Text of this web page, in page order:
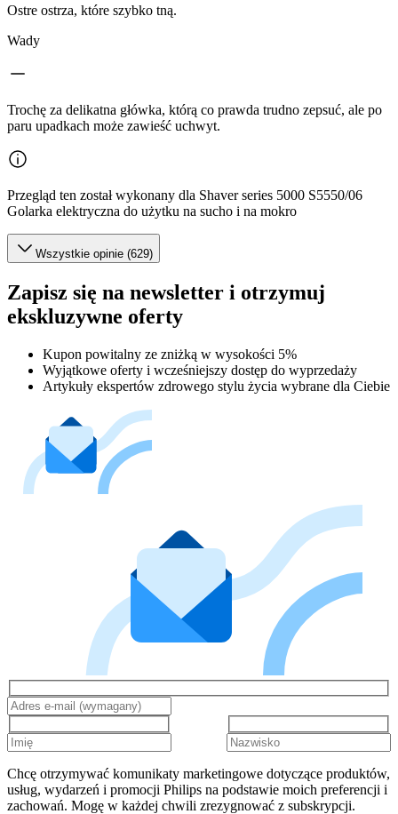
Ostre ostrza, które szybko tną.
Wady
Trochę za delikatna główka, którą co prawda trudno zepsuć, ale po
paru upadkach może zawieść uchwyt.
Przegląd ten został wykonany dla Shaver series 5000 S5550/06
Golarka elektryczna do użytku na sucho i na mokro
Wszystkie opinie (629)
Zapisz się na newsletter i otrzymuj
ekskluzywne oferty
Kupon powitalny ze zniżką w wysokości 5%
Wyjątkowe oferty i wcześniejszy dostęp do wyprzedaży
Artykuły ekspertów zdrowego stylu życia wybrane dla Ciebie
Chcę otrzymywać komunikaty marketingowe dotyczące produktów,
usług, wydarzeń i promocji Philips na podstawie moich preferencji i
zachowań. Mogę w każdej chwili zrezygnować z subskrypcji.